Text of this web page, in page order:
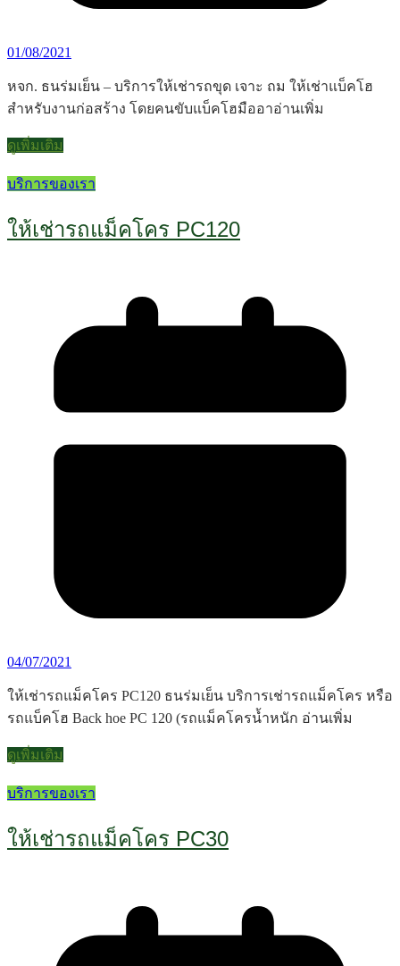
01/08/2021
หจก. ธนร่มเย็น – บริการให้เช่ารถขุด เจาะ ถม ให้เช่าแบ็คโฮ
สำหรับงานก่อสร้าง โดยคนขับแบ็คโฮมืออาอ่านเพิ่ม
ดูเพิ่มเติม
บริการของเรา
ให้เช่ารถแม็คโคร PC120
04/07/2021
ให้เช่ารถแม็คโคร PC120 ธนร่มเย็น บริการเช่ารถแม็คโคร หรือ
รถแบ็คโฮ Back hoe PC 120 (รถแม็คโครน้ำหนัก อ่านเพิ่ม
ดูเพิ่มเติม
บริการของเรา
ให้เช่ารถแม็คโคร PC30